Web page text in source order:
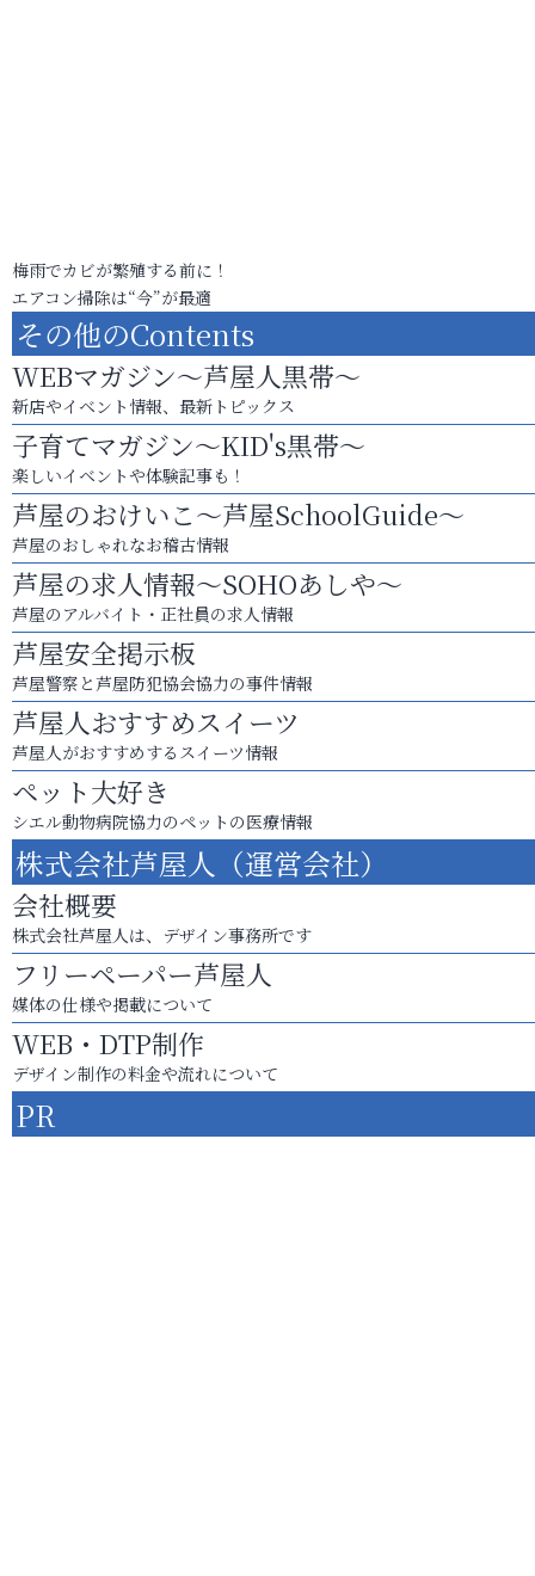
梅雨でカビが繁殖する前に！
エアコン掃除は“今”が最適
その他のContents
WEBマガジン～芦屋人黒帯～
新店やイベント情報、最新トピックス
子育てマガジン～KID's黒帯～
楽しいイベントや体験記事も！
芦屋のおけいこ～芦屋SchoolGuide～
芦屋のおしゃれなお稽古情報
芦屋の求人情報～SOHOあしや～
芦屋のアルバイト・正社員の求人情報
芦屋安全掲示板
芦屋警察と芦屋防犯協会協力の事件情報
芦屋人おすすめスイーツ
芦屋人がおすすめするスイーツ情報
ペット大好き
シエル動物病院協力のペットの医療情報
株式会社芦屋人（運営会社）
会社概要
株式会社芦屋人は、デザイン事務所です
フリーペーパー芦屋人
媒体の仕様や掲載について
WEB・DTP制作
デザイン制作の料金や流れについて
PR